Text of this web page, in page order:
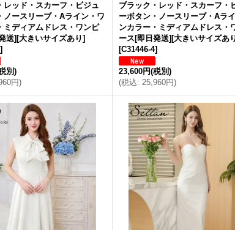
レッド・スカーフ・ビジュ
ノースリーブ・Aライン・ワ
ミディアムドレス・ワンピ
送][大きいサイズあり]
]
別)
円)
ブラック・レッド・スカーフ・
ーボタン・ノースリーブ・Aラ
ンカラー・ミディアムドレス・
ース[即日発送][大きいサイズあ
[C31446-4]
23,600円(税別)
(税込: 25,960円)